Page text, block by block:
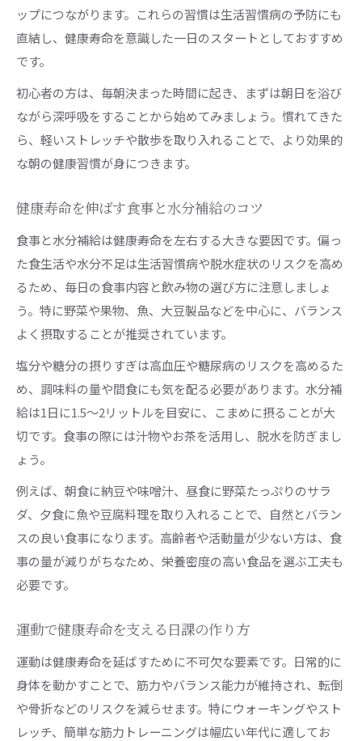
筋トレが健康寿命にもたらす効果に注目
有酸素運動で健康寿命を支える理由とは
健康寿命維持に必要な筋力トレーニング法
若い世代も始める健康寿命の伸ばし方
若者から実践する健康寿命を延ばす習慣
若者世代が健康寿命を意識する理由とは
将来の健康寿命を考えた予防的な行動とは
健康寿命を延ばす本当の要因を社会で共有
健康寿命を延ばす取り組み自治体の工夫事例
健康寿命を延ばす取り組み国の支援策とは
健康寿命を延ばす取り組み社会の重要性
地域社会で健康寿命を伸ばす協力の秘訣
ップにつながります。これらの習慣は生活習慣病の予防にも
直結し、健康寿命を意識した一日のスタートとしておすすめ
です。
初心者の方は、毎朝決まった時間に起き、まずは朝日を浴び
ながら深呼吸をすることから始めてみましょう。慣れてきた
ら、軽いストレッチや散歩を取り入れることで、より効果的
な朝の健康習慣が身につきます。
健康寿命を伸ばす食事と水分補給のコツ
食事と水分補給は健康寿命を左右する大きな要因です。偏っ
た食生活や水分不足は生活習慣病や脱水症状のリスクを高め
るため、毎日の食事内容と飲み物の選び方に注意しましょ
う。特に野菜や果物、魚、大豆製品などを中心に、バランス
よく摂取することが推奨されています。
塩分や糖分の摂りすぎは高血圧や糖尿病のリスクを高めるた
め、調味料の量や間食にも気を配る必要があります。水分補
給は1日に1.5〜2リットルを目安に、こまめに摂ることが大
切です。食事の際には汁物やお茶を活用し、脱水を防ぎまし
ょう。
例えば、朝食に納豆や味噌汁、昼食に野菜たっぷりのサラ
ダ、夕食に魚や豆腐料理を取り入れることで、自然とバラン
スの良い食事になります。高齢者や活動量が少ない方は、食
事の量が減りがちなため、栄養密度の高い食品を選ぶ工夫も
必要です。
運動で健康寿命を支える日課の作り方
運動は健康寿命を延ばすために不可欠な要素です。日常的に
身体を動かすことで、筋力やバランス能力が維持され、転倒
や骨折などのリスクを減らせます。特にウォーキングやスト
レッチ、簡単な筋力トレーニングは幅広い年代に適してお